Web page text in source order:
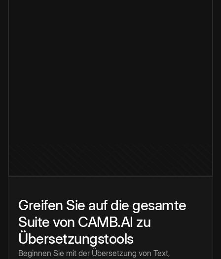
Greifen Sie auf die gesamte
Suite von CAMB.AI zu
Übersetzungstools
Beginnen Sie mit der Übersetzung von Text,